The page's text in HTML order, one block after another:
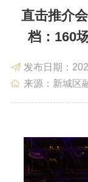
政务
数据
通知公告
直击推介
档：160
发布日期：
来源：新城区